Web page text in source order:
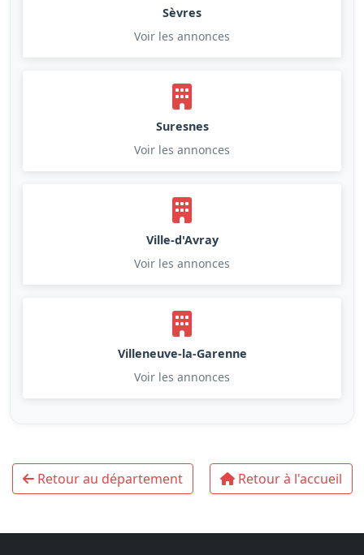
Sèvres
Voir les annonces
Suresnes
Voir les annonces
Ville-d'Avray
Voir les annonces
Villeneuve-la-Garenne
Voir les annonces
Retour au département Retour à l'accueil